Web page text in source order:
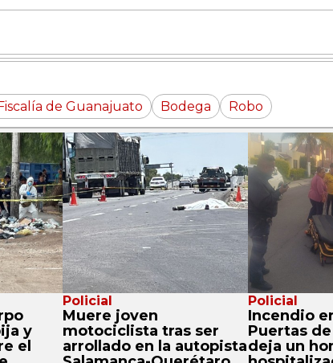
de Guanajuato Bodega Robo
y
el
Policial
Muere joven
motociclista tras ser
arrollado en la autopista
Policial
Incendio
Puertas
deja un